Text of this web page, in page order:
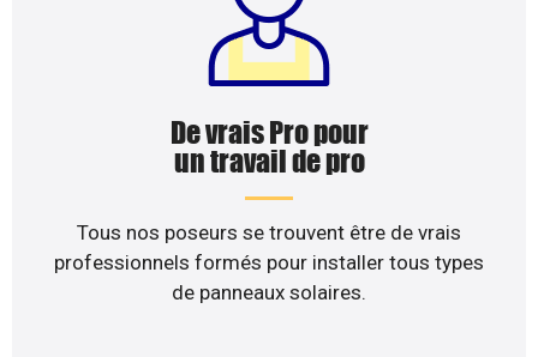
De vrais Pro pour
un travail de pro
Tous nos poseurs se trouvent être de vrais
professionnels formés pour installer tous types
de panneaux solaires.